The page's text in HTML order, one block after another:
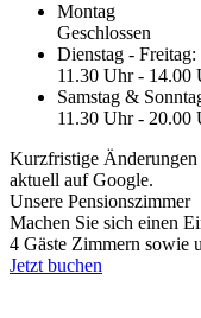
Montag
Geschlossen
Dienstag - Freitag:
11.30 Uhr -
Samstag &
11.30 Uhr - 20.00
Kurzfristige
aktuell auf Google.
Unsere Pensionszimmer
Machen Sie sich einen
4 Gäste Zimmern sowie
Jetzt buchen